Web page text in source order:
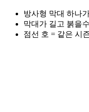
방사형 막대 하나
막대가 길고 붉을
점선 호 = 같은 시